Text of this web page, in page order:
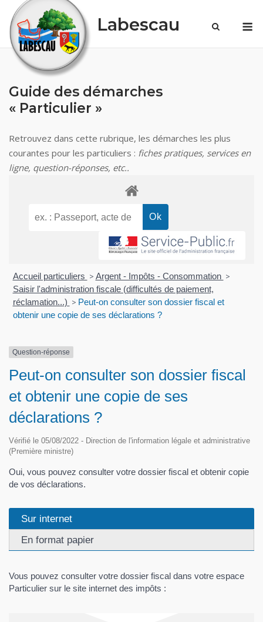
content
Labescau
Guide des démarches
« Particulier »
Retrouvez dans cette rubrique, les démarches les plus
courantes pour les particuliers : fiches pratiques, services en
ligne, question-réponses, etc..
Accueil particuliers > Argent - Impôts - Consommation >
Saisir l'administration fiscale (difficultés de paiement,
réclamation...) > Peut-on consulter son dossier fiscal et
obtenir une copie de ses déclarations ?
Question-réponse
Peut-on consulter son dossier fiscal
et obtenir une copie de ses
déclarations ?
Vérifié le 05/08/2022 - Direction de l'information légale et administrative
(Première ministre)
Oui, vous pouvez consulter votre dossier fiscal et obtenir copie
de vos déclarations.
Sur internet
En format papier
Vous pouvez consulter votre dossier fiscal dans votre espace
Particulier sur le site internet des impôts :